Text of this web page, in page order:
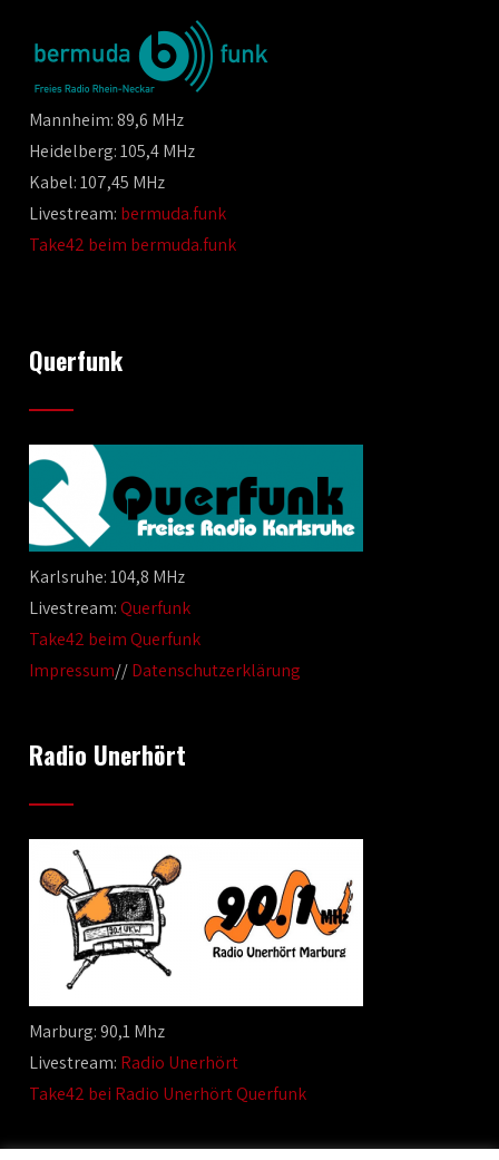
Mannheim: 89,6 MHz
Heidelberg: 105,4 MHz
Kabel: 107,45 MHz
Livestream: bermuda.funk
Take42 beim bermuda.funk
Querfunk
Karlsruhe: 104,8 MHz
Livestream:Querfunk
Take42 beim Querfunk
Impressum//Datenschutzerklärung
Radio Unerhört
Marburg: 90,1 Mhz
Livestream: Radio Unerhört
Take42 bei Radio Unerhört Querfunk